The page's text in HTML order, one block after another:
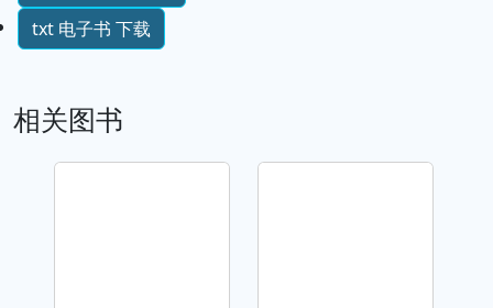
txt 电子书 下载
相关图书